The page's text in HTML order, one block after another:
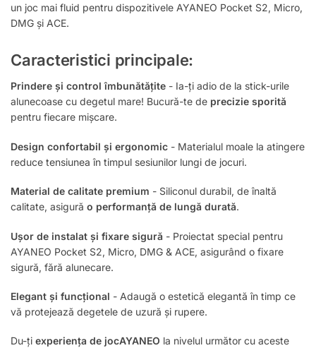
un joc mai fluid pentru dispozitivele AYANEO Pocket S2, Micro,
DMG și ACE.
Caracteristici principale:
Prindere și control îmbunătățite - Ia-ți adio de la stick-urile
alunecoase cu degetul mare! Bucură-te de precizie sporită
pentru fiecare mișcare.
Design confortabil și ergonomic - Materialul moale la atingere
reduce tensiunea în timpul sesiunilor lungi de jocuri.
Material de calitate premium - Siliconul durabil, de înaltă
calitate, asigură o performanță de lungă durată.
Ușor de instalat și fixare sigură - Proiectat special pentru
AYANEO Pocket S2, Micro, DMG & ACE, asigurând o fixare
sigură, fără alunecare.
Elegant și funcțional - Adaugă o estetică elegantă în timp ce
vă protejează degetele de uzură și rupere.
Du-ți experiența de jocAYANEO la nivelul următor cu aceste